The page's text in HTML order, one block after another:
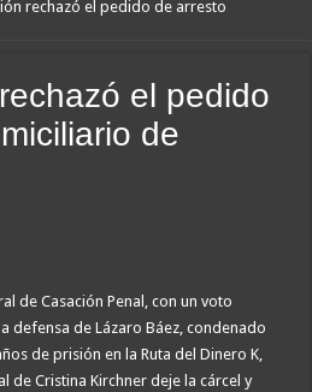
rechazó el pedido de arresto
el pedido
de
de Casación Penal, con un voto
defensa de Lázaro Báez, condenado
de prisión en la Ruta del Dinero K,
de Cristina Kirchner deje la cárcel y